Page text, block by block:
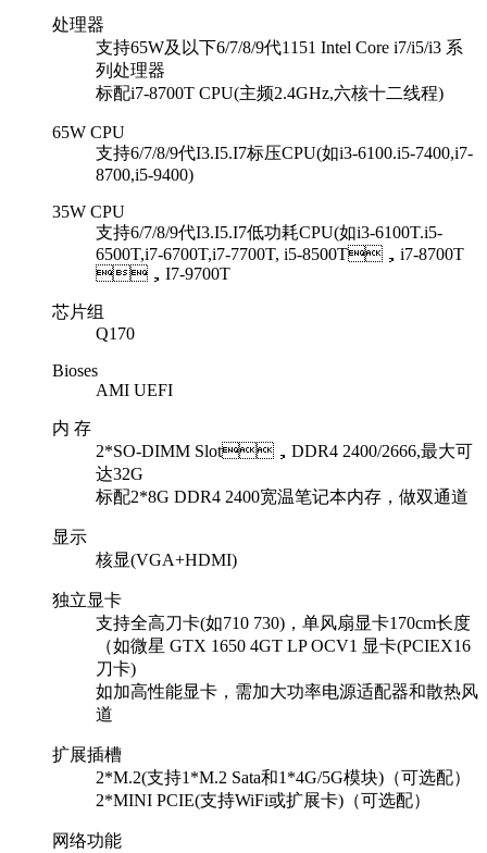
处理器
支持65W及以下6/7/8/9代1151 Intel Core i7/i5/i3 系
列处理器
标配i7-8700T CPU(主频2.4GHz,六核十二线程)
65W CPU
支持6/7/8/9代I3.I5.I7标压CPU(如i3-6100.i5-7400,i7-
8700,i5-9400)
35W CPU
支持6/7/8/9代I3.I5.I7低功耗CPU(如i3-6100T.i5-
6500T,i7-6700T,i7-7700T, i5-8500T，i7-8700T
，I7-9700T
芯片组
Q170
Bioses
AMI UEFI
内 存
2*SO-DIMM Slot，DDR4 2400/2666,最大可
达32G
标配2*8G DDR4 2400宽温笔记本内存，做双通道
显示
核显(VGA+HDMI)
独立显卡
支持全高刀卡(如710 730)，单风扇显卡170cm长度
（如微星 GTX 1650 4GT LP OCV1 显卡(PCIEX16
刀卡)
如加高性能显卡，需加大功率电源适配器和散热风
道
扩展插槽
2*M.2(支持1*M.2 Sata和1*4G/5G模块)（可选配）
2*MINI PCIE(支持WiFi或扩展卡)（可选配）
网络功能